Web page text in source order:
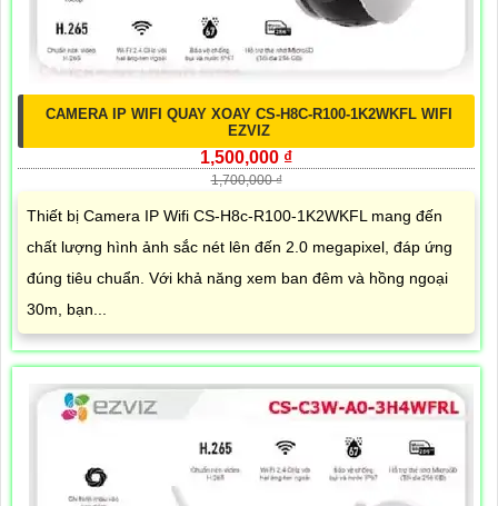
CAMERA IP WIFI QUAY XOAY CS-H8C-R100-1K2WKFL WIFI
EZVIZ
1,500,000 ₫
1,700,000 ₫
Thiết bị Camera IP Wifi CS-H8c-R100-1K2WKFL mang đến
chất lượng hình ảnh sắc nét lên đến 2.0 megapixel, đáp ứng
đúng tiêu chuẩn. Với khả năng xem ban đêm và hồng ngoại
30m, bạn...